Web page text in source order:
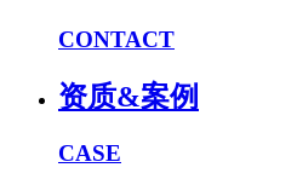
CONTACT
资质&案例
CASE